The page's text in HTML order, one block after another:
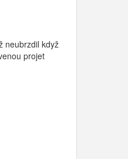
neubrzdil když
projet